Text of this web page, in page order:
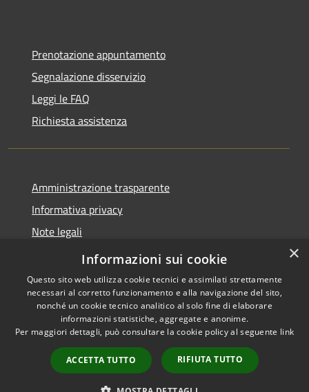
Prenotazione appuntamento
Segnalazione disservizio
Leggi le FAQ
Richiesta assistenza
Amministrazione trasparente
Informativa privacy
Note legali
Dichiarazione di accessibilità
Accessibilità
Copyright © 2026 • Città di
Gonzaga • Powered by
Municipium•
Accesso
redazione
×
Informazioni sui cookie
Questo sito web utilizza cookie tecnici e assimilati strettamente
necessari al corretto funzionamento e alla navigazione del sito,
nonché un cookie tecnico analitico al solo fine di elaborare
informazioni statistiche, aggregate e anonime.
Per maggiori dettagli, può consultare la cookie policy al seguente link
ACCETTA TUTTO RIFIUTA TUTTO